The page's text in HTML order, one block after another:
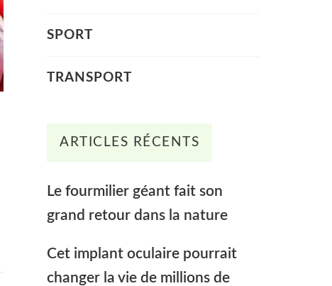
SPORT
TRANSPORT
ARTICLES RÉCENTS
Le fourmilier géant fait son
grand retour dans la nature
Cet implant oculaire pourrait
changer la vie de millions de